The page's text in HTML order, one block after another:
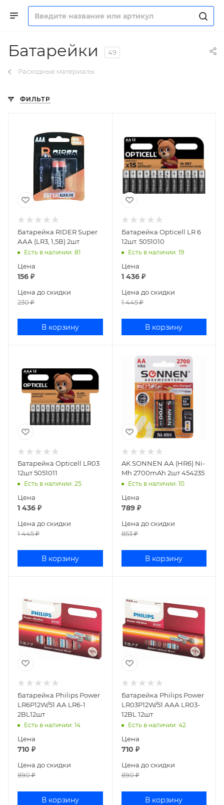
Батарейки 49
Расходные материалы
ФИЛЬТР
Батарейка RIDER Super
ААА (LR3, 1,5В) 2шт
Есть в наличии: 81
Цена
156 ₽
Цена до скидки
230₽
В корзину
Батарейка Opticell LR 6
12шт. 5051010
Есть в наличии: 19
Цена
1 436₽
Цена до скидки
1 445₽
В корзину
Батарейка Opticell LR03
12шт 5051011
Есть в наличии: 25
Цена
1 436 ₽
Цена до скидки
1 445₽
В корзину
AK SONNEN АА (HR6) Ni-
Mh 2700mAh 2шт 454235
Есть в наличии: 10
Цена
789₽
Цена до скидки
853₽
В корзину
Батарейка Philips Power
LR6P12W/51 АА LR6-1
2BL12шт
Есть в наличии: 14
Цена
710 ₽
Цена до скидки
890₽
В корзину
Батарейка Philips Power
LR03P12W/51 ААА LR03-
12BL 12шт
Есть в наличии: 42
Цена
710 ₽
Цена до скидки
890₽
В корзину